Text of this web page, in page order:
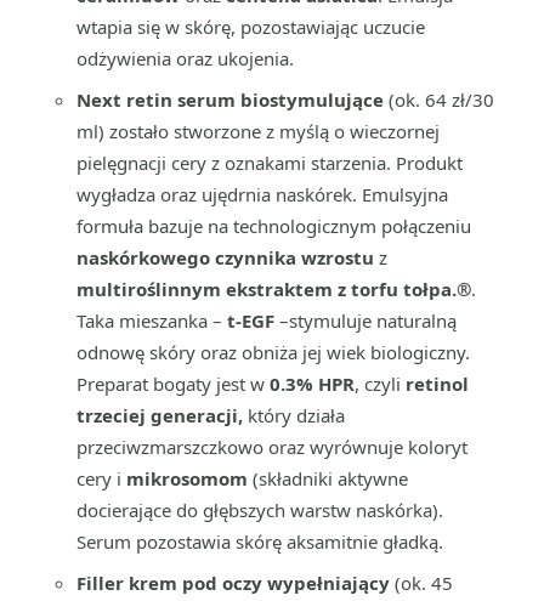
wtapia się w skórę, pozostawiając uczucie
odżywienia oraz ukojenia.
Next retin serum biostymulujące (ok. 64 zł/30
ml) zostało stworzone z myślą o wieczornej
pielęgnacji cery z oznakami starzenia. Produkt
wygładza oraz ujędrnia naskórek. Emulsyjna
formuła bazuje na technologicznym połączeniu
naskórkowego czynnika wzrostu z
multiroślinnym ekstraktem z torfu tołpa.®.
Taka mieszanka – t-EGF –stymuluje naturalną
odnowę skóry oraz obniża jej wiek biologiczny.
Preparat bogaty jest w 0.3% HPR, czyli retinol
trzeciej generacji, który działa
przeciwzmarszczkowo oraz wyrównuje koloryt
cery i mikrosomom (składniki aktywne
docierające do głębszych warstw naskórka).
Serum pozostawia skórę aksamitnie gładką.
Filler krem pod oczy wypełniający (ok. 45